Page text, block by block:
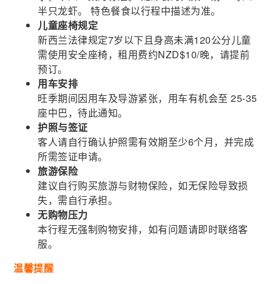
半只龙虾。 特色餐食以行程中描述为准。
儿童座椅规定
新西兰法律规定7岁以下且身高未满120公分儿童
需使用安全座椅，租用费约NZD$10/晚，请提前
预订。
用车安排
旺季期间因用车及导游紧张，用车有机会至 25-35
座中巴，待此通知。
护照与签证
客人请自行确认护照需有效期至少6个月，并完成
所需签证申请。
旅游保险
建议自行购买旅游与财物保险，如无保险导致损
失，需自行承担。
无购物压力
本行程无强制购物安排，如有问题请即时联络客
服。
温馨提醒